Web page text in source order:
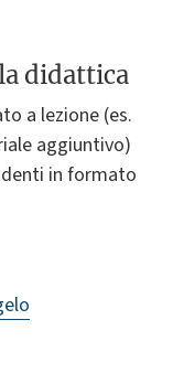
didattica
a lezione (es.
aggiuntivo)
in formato